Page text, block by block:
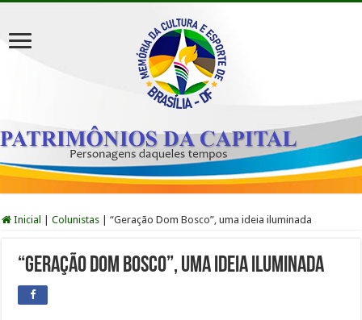
Inicial Colunistas “Geração Dom Bosco”, uma ideia iluminada
“Geração Dom Bosco”, uma ideia iluminada